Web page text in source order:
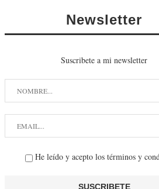
Newsletter
Suscribete a mi newsletter
He leído y acepto los términos y